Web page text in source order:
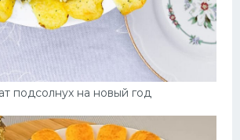
подсолнух на новый год